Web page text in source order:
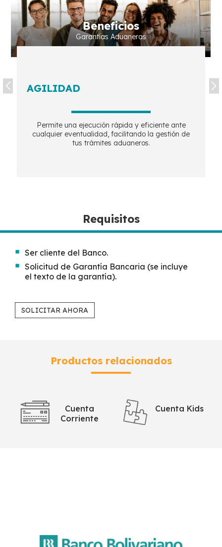
Beneficios
Garantías Aduaneras
AGILIDAD
Permite una ejecución rápida y eficiente ante
cualquier eventualidad, facilitando la gestión de
tus trámites aduaneros.
Requisitos
Ser cliente del Banco.
Solicitud de Garantía Bancaria (se incluye
el texto de la garantía).
SOLICITAR AHORA
Productos relacionados
Cuenta
Corriente
Cuenta Kids